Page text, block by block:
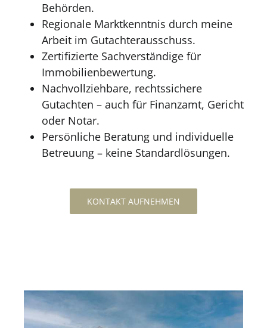
Behörden.
Regionale Marktkenntnis durch meine
Arbeit im Gutachterausschuss.
Zertifizierte Sachverständige für
Immobilienbewertung.
Nachvollziehbare, rechtssichere
Gutachten – auch für Finanzamt, Gericht
oder Notar.
Persönliche Beratung und individuelle
Betreuung – keine Standardlösungen.
KONTAKT AUFNEHMEN